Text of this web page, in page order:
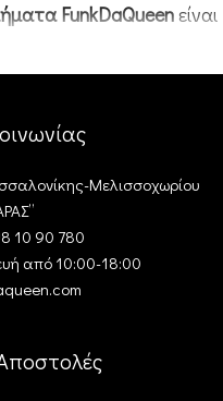
FunkDaQueenείναι
ατσάλι δεν μαυρίζει,
συχνά κι αν το
σταθερό και
σου.
Μελισσοχωρίου
10 90 780
από 10:00-18:00